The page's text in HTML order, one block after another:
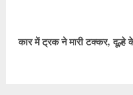
Next
कार में ट्रक ने मारी टक्कर, दूल्हे